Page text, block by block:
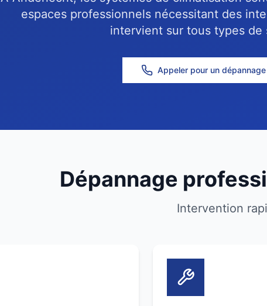
espaces professionnels nécessitant des
intervient sur tous types de
Appeler pour un dépannage
Dépannage
Intervention